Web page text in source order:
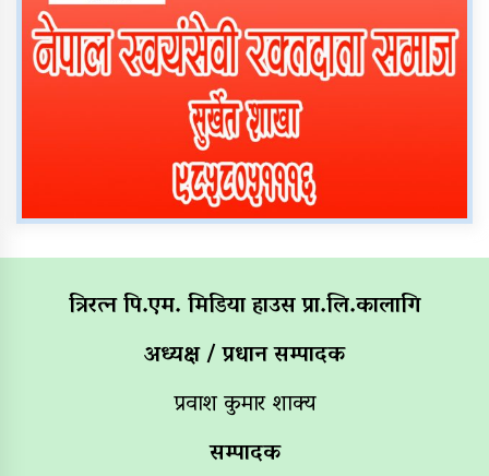
त्रिरत्न पि.एम. मिडिया हाउस प्रा.लि.कालागि
अध्यक्ष / प्रधान सम्पादक
प्रवाश कुमार शाक्य
सम्पादक